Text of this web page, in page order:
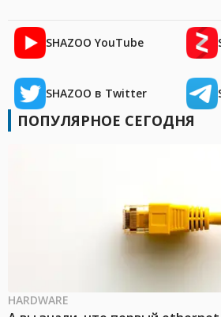
SHAZOO YouTube
SHAZOO в Twitter
ПОПУЛЯРНОЕ СЕГОДНЯ
HARDWARE